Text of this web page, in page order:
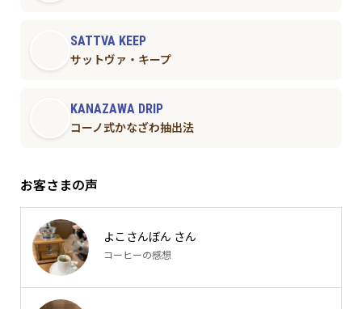
SATTVA KEEP
サットヴァ・キープ
KANAZAWA DRIP
コーノ式かなざわ抽出法
お客さまの声
よこさんぼん さん
コーヒーの感想